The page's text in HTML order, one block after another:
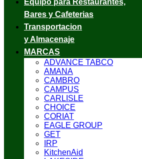
Equipo para Restaurantes,
Bares y Cafeterias
Transportacion
y Almacenaje
MARCAS
ADVANCE TABCO
AMANA
CAMBRO
CAMPUS
CARLISLE
CHOICE
CORIAT
EAGLE GROUP
GET
IRP
KitchenAid